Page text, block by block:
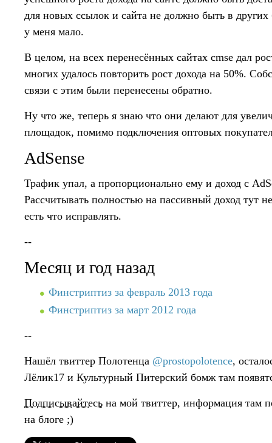
для новых ссылок и сайта не должно быть в
у меня мало.
В целом, на всех перенесённых сайтах cmse дал
многих удалось повторить рост дохода на 50%.
связи с этим были перенесены обратно.
Ну что же, теперь я знаю что они делают для
площадок, помимо подключения оптовых
AdSense
Трафик упал, а пропорционально ему и доход с
Рассчитывать полностью на пассивный доход тут
есть что исправлять.
--
Месяц и год назад
Финстриптиз за февраль 2013 года
Финстриптиз за март 2012 года
--
Нашёл твиттер Полотенца @prostopolotence,
Лёлик17 и Культурный Питерский бомж там
Подписывайтесь на мой твиттер, информация там
на блоге ;)